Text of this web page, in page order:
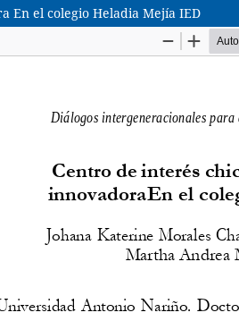
En el colegio Heladia Mejía IED